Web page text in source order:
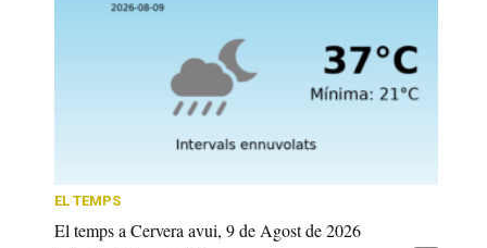
EL TEMPS
El temps a Cervera avui, 9 de Agost de 2026